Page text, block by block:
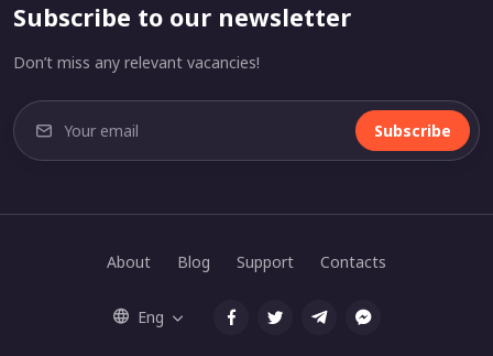
Subscribe to our newsletter
Don’t miss any relevant vacancies!
Subscribe
About Blog Support Contacts
Eng